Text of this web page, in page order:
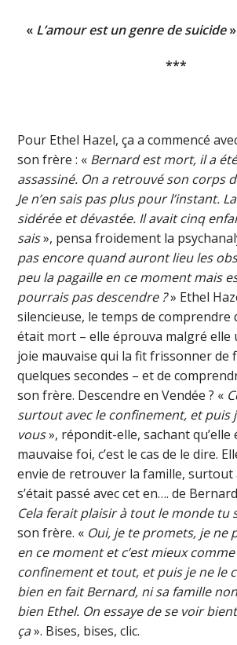
« L’amour est un genre de suicide
***
Pour Ethel Hazel, ça a commencé
son frère : « Bernard est mort, il a
assassiné. On a retrouvé son corps
Je n’en sais pas plus pour l’instant.
sidérée et dévastée. Il avait cinq
sais», pensa froidement la
pas encore quand auront lieu les
peu la pagaille en ce moment mais
pourrais pas descendre ?» Ethel
silencieuse, le temps de comprendre
était mort – elle éprouva malgré elle
joie mauvaise qui la fit frissonner de
quelques secondes – et de
son frère. Descendre en Vendée ? «
surtout avec le confinement, et puis
vous», répondit-elle, sachant qu’elle
mauvaise foi, c’est le cas de le dire.
envie de retrouver la famille, surtout
s’était passé avec cet en…. de
Cela ferait plaisir à tout le monde tu
son frère. « Oui, je te promets, je ne
en ce moment et c’est mieux comme
confinement et tout, et puis je ne le
bien en fait Bernard, ni sa famille
bien Ethel. On essaye de se voir
ça». Bises, bises, clic.